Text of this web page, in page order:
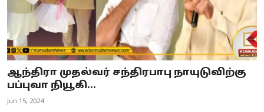
ஆந்திரா முதல்வர் சந்திரபாபு நாயுடுவிற்கு
பப்புவா நியூகி...
Jun 15, 2024